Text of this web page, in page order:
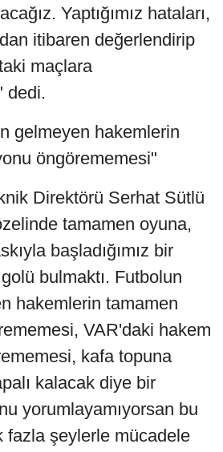
Yaptığımız hataları,
itibaren değerlendirip
maçlara
dedi.
gelmeyen hakemlerin
öngörememesi"
Direktörü Serhat Sütlü
tamamen oyuna,
başladığımız bir
bulmaktı. Futbolun
hakemlerin tamamen
VAR'daki hakem
kafa topuna
kalacak diye bir
yorumlayamıyorsan bu
fazla şeylerle mücadele